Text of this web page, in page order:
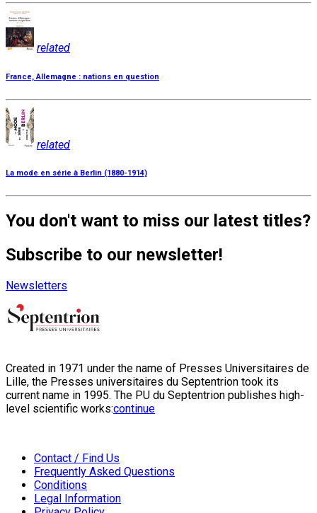
related
France, Allemagne : nations en question
related
La mode en série à Berlin (1880-1914)
You don't want to miss our latest titles?
Subscribe to our newsletter!
Newsletters
Created in 1971 under the name of Presses Universitaires de
Lille, the Presses universitaires du Septentrion took its
current name in 1995. The PU du Septentrion publishes high-
level scientific works:continue
Contact / Find Us
Frequently Asked Questions
Conditions
Legal Information